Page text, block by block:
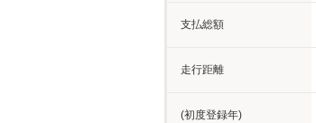
支払総額
走行距離
(初度登録年)